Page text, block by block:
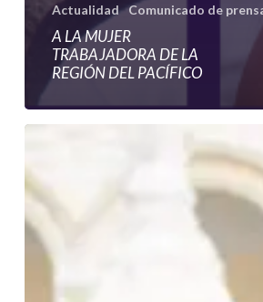
Actualidad Comunicado de
A LA MUJER
TRABAJADORA DE LA
REGIÓN DEL PACÍFICO
Rompiendo
mujeres
del
Pacífico
que